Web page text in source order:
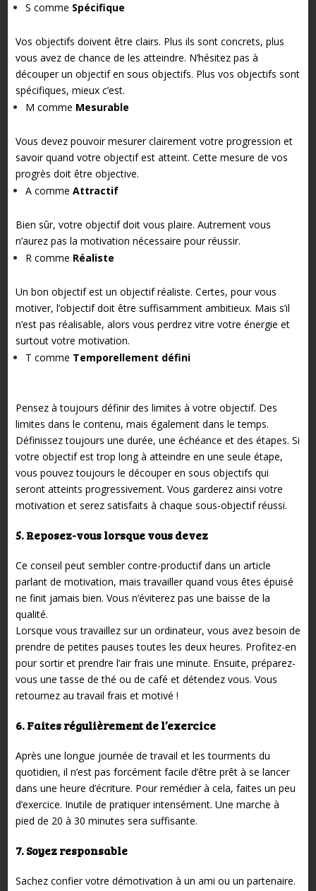
S comme Spécifique
Vos objectifs doivent être clairs. Plus ils sont concrets, plus
vous avez de chance de les atteindre. N’hésitez pas à
découper un objectif en sous objectifs. Plus vos objectifs sont
spécifiques, mieux c’est.
M comme Mesurable
Vous devez pouvoir mesurer clairement votre progression et
savoir quand votre objectif est atteint. Cette mesure de vos
progrès doit être objective.
A comme Attractif
Bien sûr, votre objectif doit vous plaire. Autrement vous
n’aurez pas la motivation nécessaire pour réussir.
R comme Réaliste
Un bon objectif est un objectif réaliste. Certes, pour vous
motiver, l’objectif doit être suffisamment ambitieux. Mais s’il
n’est pas réalisable, alors vous perdrez vitre votre énergie et
surtout votre motivation.
T comme Temporellement défini
Pensez à toujours définir des limites à votre objectif. Des
limites dans le contenu, mais également dans le temps.
Définissez toujours une durée, une échéance et des étapes. Si
votre objectif est trop long à atteindre en une seule étape,
vous pouvez toujours le découper en sous objectifs qui
seront atteints progressivement. Vous garderez ainsi votre
motivation et serez satisfaits à chaque sous-objectif réussi.
5. Reposez-vous lorsque vous devez
Ce conseil peut sembler contre-productif dans un article
parlant de motivation, mais travailler quand vous êtes épuisé
ne finit jamais bien. Vous n’éviterez pas une baisse de la
qualité.
Lorsque vous travaillez sur un ordinateur, vous avez besoin de
prendre de petites pauses toutes les deux heures. Profitez-en
pour sortir et prendre l’air frais une minute. Ensuite, préparez-
vous une tasse de thé ou de café et détendez vous. Vous
retournez au travail frais et motivé !
6. Faites régulièrement de l’exercice
Après une longue journée de travail et les tourments du
quotidien, il n’est pas forcément facile d’être prêt à se lancer
dans une heure d’écriture. Pour remédier à cela, faites un peu
d’exercice. Inutile de pratiquer intensément. Une marche à
pied de 20 à 30 minutes sera suffisante.
7. Soyez responsable
Sachez confier votre démotivation à un ami ou un partenaire.